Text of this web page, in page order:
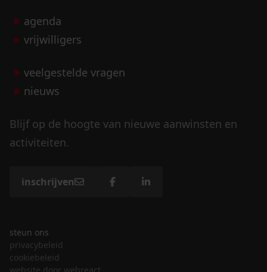
agenda
vrijwilligers
veelgestelde vragen
nieuws
Blijf op de hoogte van nieuwe aanwinsten en
activiteiten.
inschrijven
steun ons
privacybeleid
cookiebeleid